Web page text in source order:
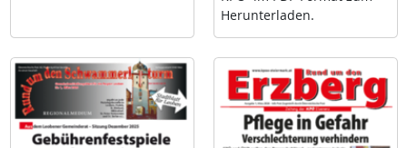
Her­un­ter­la­den.